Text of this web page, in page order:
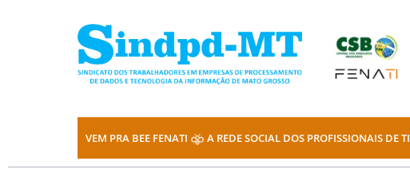
VEM PRA BEE FENATI A REDE SOCIAL DOS PROFISSIONAIS DE TI